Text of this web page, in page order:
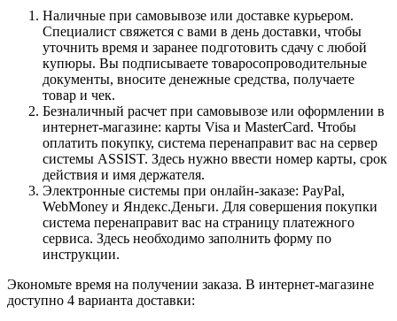
Наличные при самовывозе или доставке курьером.
Специалист свяжется с вами в день доставки, чтобы
уточнить время и заранее подготовить сдачу с любой
купюры. Вы подписываете товаросопроводительные
документы, вносите денежные средства, получаете
товар и чек.
Безналичный расчет при самовывозе или оформлении в
интернет-магазине: карты Visa и MasterCard. Чтобы
оплатить покупку, система перенаправит вас на сервер
системы ASSIST. Здесь нужно ввести номер карты, срок
действия и имя держателя.
Электронные системы при онлайн-заказе: PayPal,
WebMoney и Яндекс.Деньги. Для совершения покупки
система перенаправит вас на страницу платежного
сервиса. Здесь необходимо заполнить форму по
инструкции.
Экономьте время на получении заказа. В интернет-магазине
доступно 4 варианта доставки: